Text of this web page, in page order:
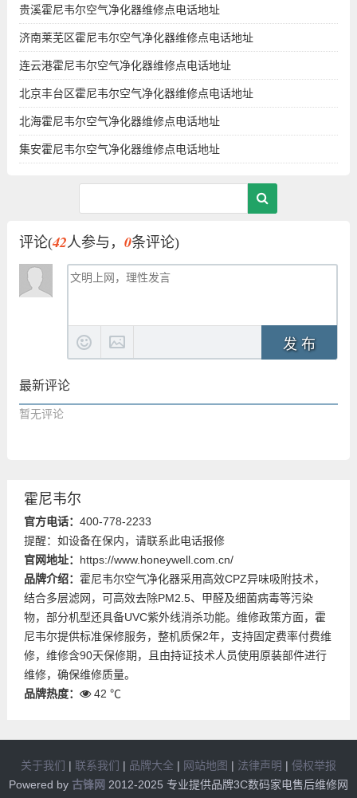
贵溪霍尼韦尔空气净化器维修点电话地址
济南莱芜区霍尼韦尔空气净化器维修点电话地址
连云港霍尼韦尔空气净化器维修点电话地址
北京丰台区霍尼韦尔空气净化器维修点电话地址
北海霍尼韦尔空气净化器维修点电话地址
集安霍尼韦尔空气净化器维修点电话地址
评论(42人参与， 0条评论)
发 布
最新评论
暂无评论
霍尼韦尔
官方电话： 400-778-2233
提醒：如设备在保内，请联系此电话报修
官网地址： https://www.honeywell.com.cn/
品牌介绍： 霍尼韦尔空气净化器采用高效CPZ异味吸附技术，
结合多层滤网，可高效去除PM2.5、甲醛及细菌病毒等污染
物，部分机型还具备UVC紫外线消杀功能。维修政策方面，霍
尼韦尔提供标准保修服务，整机质保2年，支持固定费率付费维
修，维修含90天保修期，且由持证技术人员使用原装部件进行
维修，确保维修质量。
品牌热度：
42 ℃
关于我们 | 联系我们 | 品牌大全| 网站地图 | 法律声明 | 侵权举报
Powered by 古锋网 2012-2025 专业提供品牌3C数码家电售后维修网